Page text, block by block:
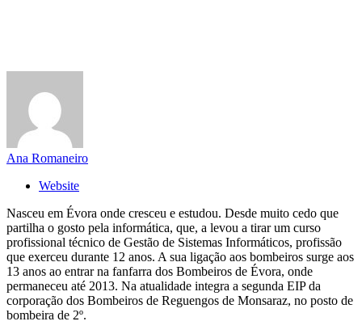
Ana Romaneiro
Website
Nasceu em Évora onde cresceu e estudou. Desde muito cedo que
partilha o gosto pela informática, que, a levou a tirar um curso
profissional técnico de Gestão de Sistemas Informáticos, profissão
que exerceu durante 12 anos. A sua ligação aos bombeiros surge aos
13 anos ao entrar na fanfarra dos Bombeiros de Évora, onde
permaneceu até 2013. Na atualidade integra a segunda EIP da
corporação dos Bombeiros de Reguengos de Monsaraz, no posto de
bombeira de 2º.